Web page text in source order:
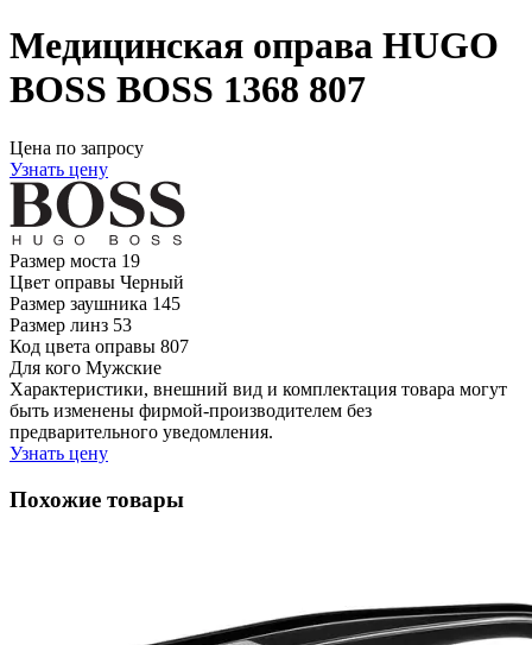
Медицинская оправа HUGO
BOSS BOSS 1368 807
Цена по запросу
Узнать цену
Размер моста 19
Цвет оправы Черный
Размер заушника 145
Размер линз 53
Код цвета оправы 807
Для кого Мужские
Характеристики, внешний вид и комплектация товара могут
быть изменены фирмой-производителем без
предварительного уведомления.
Узнать цену
Похожие товары